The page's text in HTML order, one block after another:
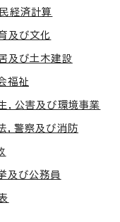
経済計算
及び文化
及び土木建設
福祉
，公害及び環境事業
，警察及び消防
及び公務員